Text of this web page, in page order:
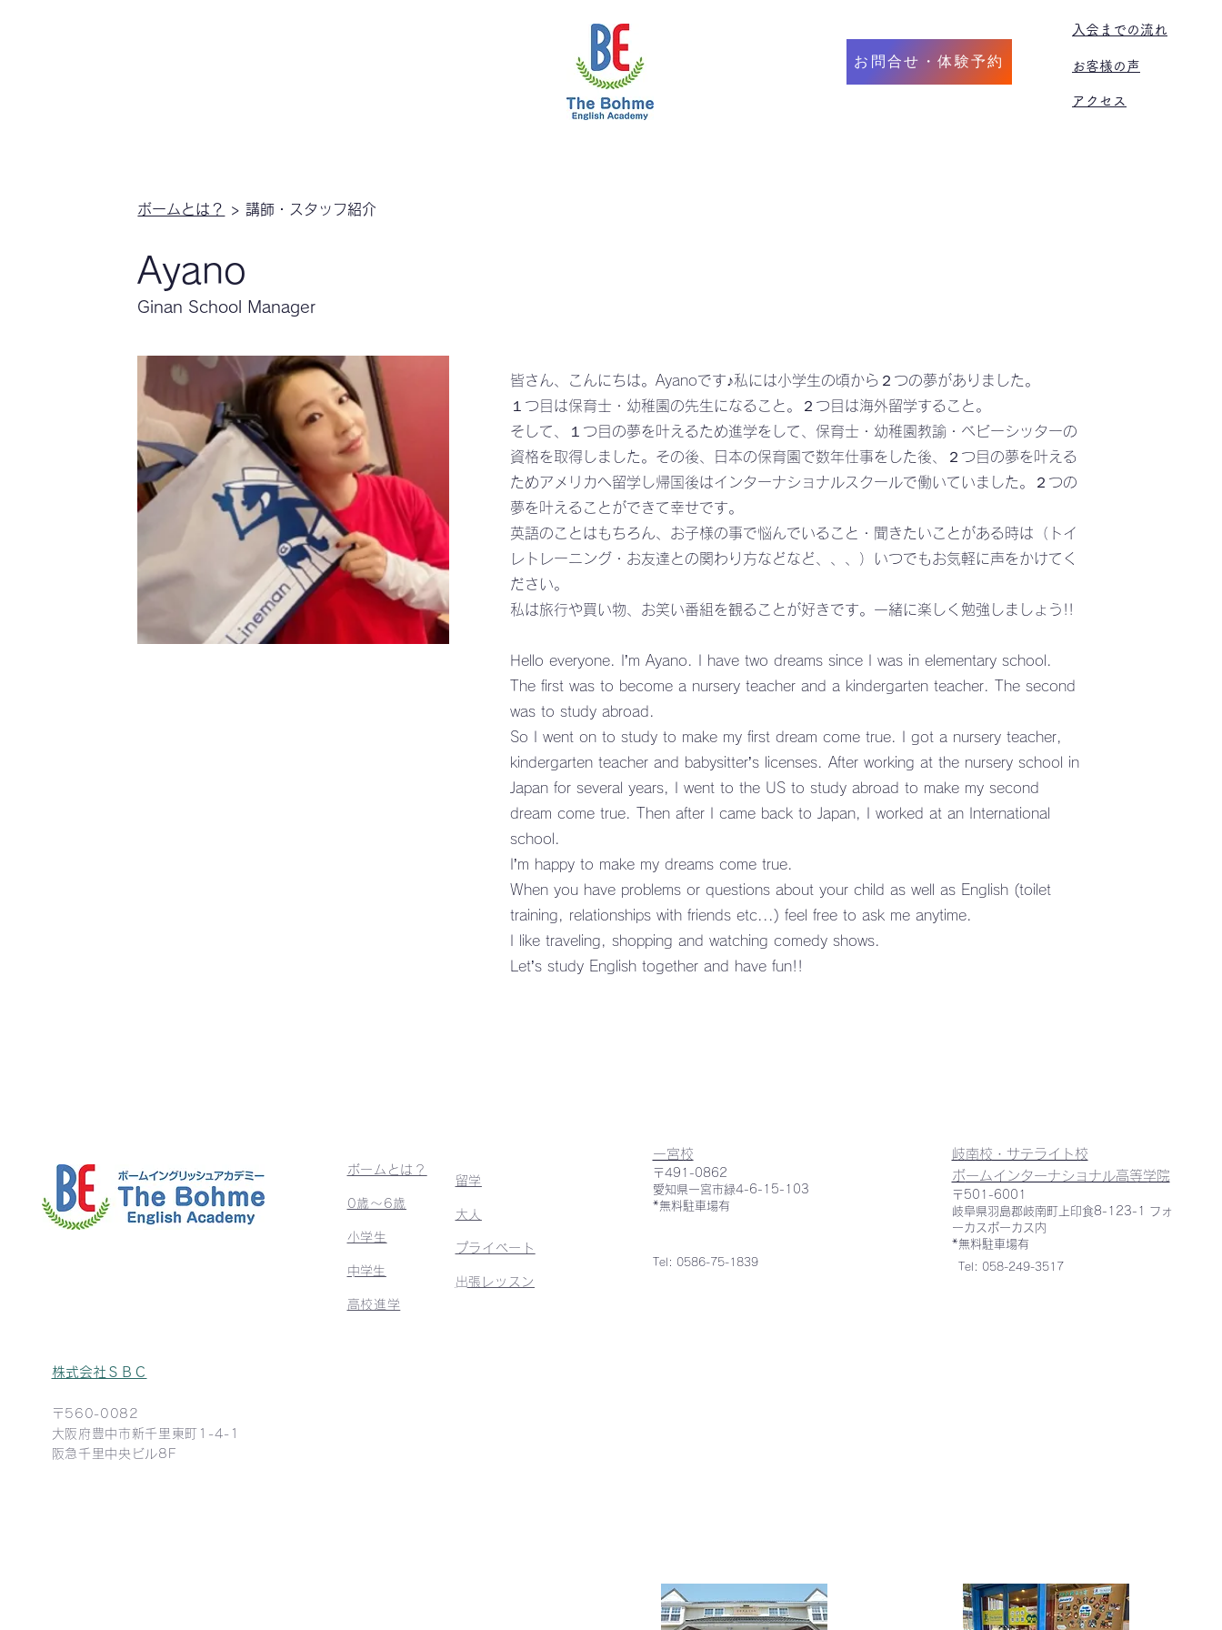
​入会までの流れ
お問合せ・体験予約 お客様の声
アクセス
​ボームとは？ > 講師・スタッフ紹介
Ayano
Ginan School Manager
皆さん、こんにちは。Ayanoです♪私には小学生の頃から２つの夢がありました。
１つ目は保育士・幼稚園の先生になること。２つ目は海外留学すること。
そして、１つ目の夢を叶えるため進学をして、保育士・幼稚園教諭・ベビーシッターの
資格を取得しました。その後、日本の保育園で数年仕事をした後、２つ目の夢を叶える
ためアメリカへ留学し帰国後はインターナショナルスクールで働いていました。２つの
夢を叶えることができて幸せです。
英語のことはもちろん、お子様の事で悩んでいること・聞きたいことがある時は（トイ
レトレーニング・お友達との関わり方などなど、、、）いつでもお気軽に声をかけてく
ださい。
私は旅行や買い物、お笑い番組を観ることが好きです。一緒に楽しく勉強しましょう!!
Hello everyone. I’m Ayano. I have two dreams since I was in elementary school.
The first was to become a nursery teacher and a kindergarten teacher. The second
was to study abroad.
So I went on to study to make my first dream come true. I got a nursery teacher,
kindergarten teacher and babysitter’s licenses. After working at the nursery school in
Japan for several years, I went to the US to study abroad to make my second
dream come true. Then after I came back to Japan, I worked at an International
school.
I’m happy to make my dreams come true.
When you have problems or questions about your child as well as English (toilet
training, relationships with friends etc...) feel free to ask me anytime.
I like traveling, shopping and watching comedy shows.
Let’s study English together and have fun!!
株式会社ＳＢＣ​
〒560-0082
​大阪府豊中市新千里東町1-4-1
阪急千里中央ビル8F
ボームとは？
0歳〜6歳
小学生
​中学生
高校進学
留学
大人
プライベート
​​出張レッスン
一宮校
〒491-0862
愛知県一宮市緑4-6-15-103
*無料駐車場有
Tel: 0586-75-1839
岐南校・サテライト校
​​ボームインターナショナル高等学院
〒501-6001
岐阜県羽島郡岐南町上印食8-123-1 フォ
ーカスポーカス内
*無料駐車場有
Tel: 058-249-3517